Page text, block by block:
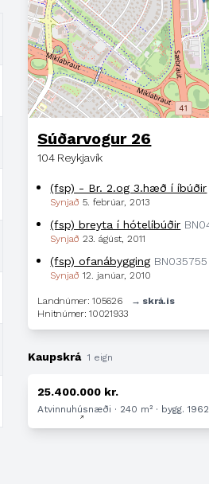
Súðarvogur 26
104 Reykjavík
(fsp) - Br. 2.og 3.hæð í íbúðir
Synjað5. febrúar, 2013
(fsp) breyta í hótelíbúðir
Synjað23. ágúst, 2011
(fsp) ofanábygging BN035755
Synjað12. janúar, 2010
Landnúmer: 105626
→ skrá.is
Hnitnúmer: 10021933
Kaupskrá 1 eign
25.400.000 kr.
Atvinnuhúsnæði · 240 m² · bygg. 1962